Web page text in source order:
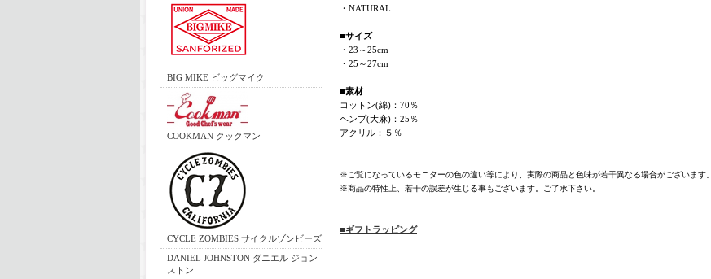
BIG MIKE ビッグマイク
COOKMAN クックマン
CYCLE ZOMBIES サイクルゾンビーズ
DANIEL JOHNSTON ダニエル ジョン
ストン
・NATURAL
■サイズ
・23～25cm
・25～27cm
■素材
コットン(綿)：70％
ヘンプ(大麻)：25％
アクリル：５％
※ご覧になっているモニターの色の違い等により、実際の商品と色味が若干異なる場合がございます。
※商品の特性上、若干の誤差が生じる事もございます。ご了承下さい。
■ギフトラッピング